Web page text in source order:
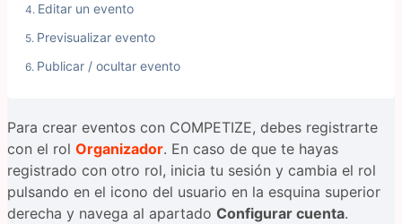
Editar un evento
Previsualizar evento
Publicar / ocultar evento
Para crear eventos con COMPETIZE, debes registrarte
con el rol Organizador. En caso de que te hayas
registrado con otro rol, inicia tu sesión y cambia el rol
pulsando en el icono del usuario en la esquina superior
derecha y navega al apartado Configurar cuenta.